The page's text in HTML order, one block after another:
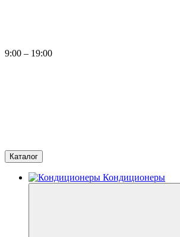
9:00 – 19:00
Каталог
Кондиционеры